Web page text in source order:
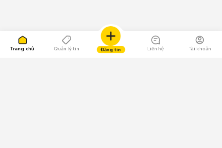
Trang chủ Quản lý tin Đăng tin Liên hệ Tài khoản